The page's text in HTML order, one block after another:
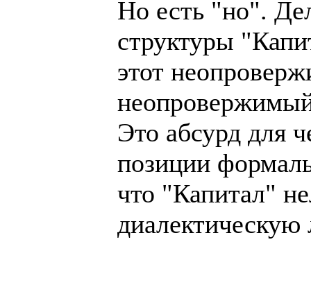
Но есть "но".
структуры
этот
Это абсурд для
позиции
что "Капитал"
диалектическую